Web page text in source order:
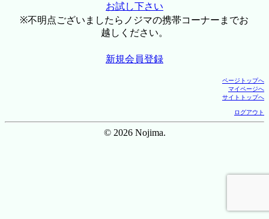
お試し下さい
※不明点ございましたらノジマの携帯コーナーまでお
越しください。
新規会員登録
ページトップへ
マイページへ
サイトトップへ
ログアウト
© 2026 Nojima.